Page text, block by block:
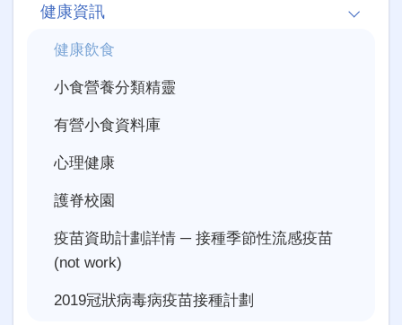
健康資訊
健康飲食
小食營養分類精靈
有營小食資料庫
心理健康
護脊校園
疫苗資助計劃詳情 ─ 接種季節性流感疫苗
(not work)
2019冠狀病毒病疫苗接種計劃